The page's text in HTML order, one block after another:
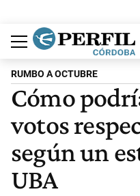
Política
Economía
Judiciales
Sociedad
Cultura
Espectáculos
Deportes
Protagonistas
RUMBO A OCTUBRE
Cómo
votos
según un
UBA